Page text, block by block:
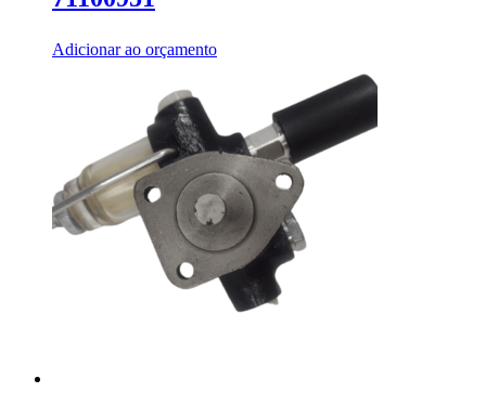
Adicionar ao orçamento